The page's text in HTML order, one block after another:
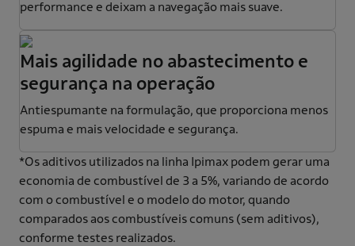
performance e deixam a navegação mais suave.
Mais agilidade no abastecimento e
segurança na operação
Antiespumante na formulação, que proporciona menos
espuma e mais velocidade e segurança.
*Os aditivos utilizados na linha Ipimax podem gerar uma
economia de combustível de 3 a 5%, variando de acordo
com o combustível e o modelo do motor, quando
comparados aos combustíveis comuns (sem aditivos),
conforme testes realizados.